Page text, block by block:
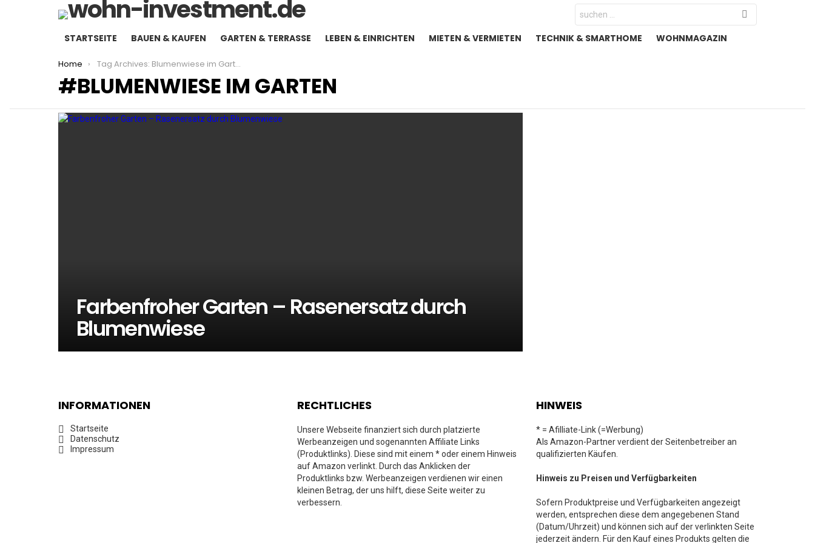
Search
for:
STARTSEITE BAUEN & KAUFEN GARTEN & TERRASSE LEBEN & EINRICHTEN MIETEN & VERMIETEN TECHNIK & SMARTHOME WOHNMAGAZIN
You are here:
Home Tag Archives: Blumenwiese im Garten
BLUMENWIESE IM GARTEN
LATEST
Farbenfroher Garten – Rasenersatz durch
Blumenwiese
INFORMATIONEN
Startseite
Datenschutz
Impressum
RECHTLICHES
Unsere Webseite finanziert sich durch platzierte
Werbeanzeigen und sogenannten Affiliate Links
(Produktlinks). Diese sind mit einem * oder einem Hinweis
auf Amazon verlinkt. Durch das Anklicken der
Produktlinks bzw. Werbeanzeigen verdienen wir einen
kleinen Betrag, der uns hilft, diese Seite weiter zu
verbessern.
HINWEIS
* = Afilliate-Link (=Werbung)
Als Amazon-Partner verdient der Seitenbetreiber an
qualifizierten Käufen.
Hinweis zu Preisen und Verfügbarkeiten
Sofern Produktpreise und Verfügbarkeiten angezeigt
werden, entsprechen diese dem angegebenen Stand
(Datum/Uhrzeit) und können sich auf der verlinkten Seite
jederzeit ändern. Für den Kauf eines Produkts gelten die